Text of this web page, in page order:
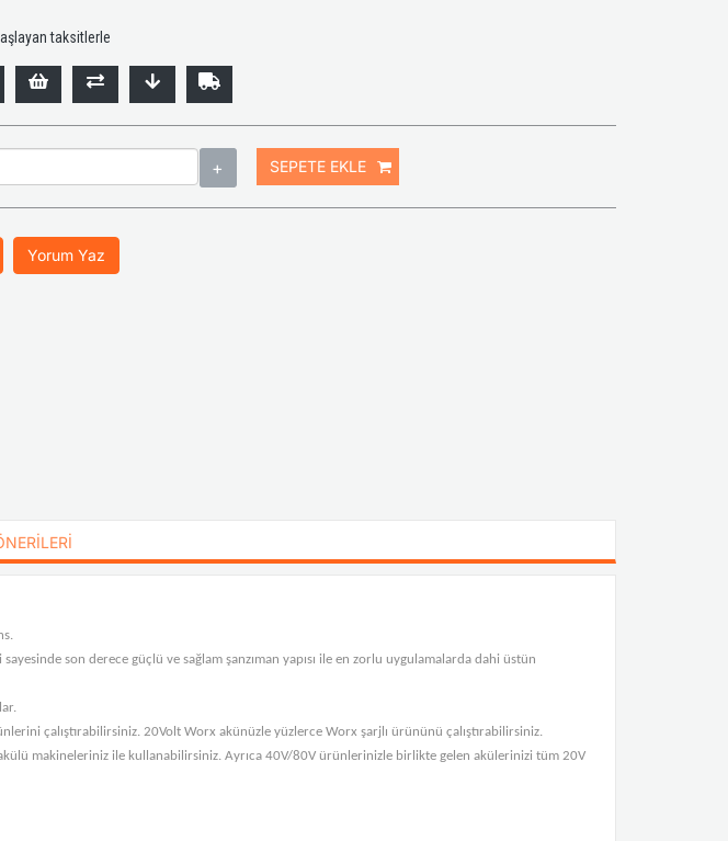
taksitlerle
Yorum Yaz
son derece güçlü ve sağlam şanzıman yapısı ile en zorlu uygulamalarda dahi üstün
çalıştırabilirsiniz. 20Volt Worx akünüzle yüzlerce Worx şarjlı ürününü çalıştırabilirsiniz.
makineleriniz ile kullanabilirsiniz. Ayrıca 40V/80V ürünlerinizle birlikte gelen akülerinizi tüm 20V